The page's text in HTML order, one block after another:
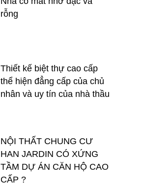
rỗng
Thiết kế biệt thự cao cấp
thể hiện đẳng cấp của chủ
nhân và uy tín của nhà thầu
NỘI THẤT CHUNG CƯ
HAN JARDIN CÓ XỨNG
TẦM DỰ ÁN CĂN HỘ CAO
CẤP ?